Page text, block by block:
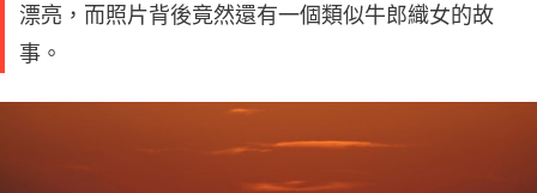
漂亮，而照片背後竟然還有一個類似牛郎織女的故
事。